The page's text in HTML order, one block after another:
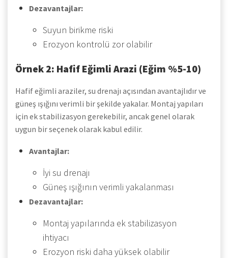
Dezavantajlar:
Suyun birikme riski
Erozyon kontrolü zor olabilir
Örnek 2: Hafif Eğimli Arazi (Eğim %5-10)
Hafif eğimli araziler, su drenajı açısından avantajlıdır ve
güneş ışığını verimli bir şekilde yakalar. Montaj yapıları
için ek stabilizasyon gerekebilir, ancak genel olarak
uygun bir seçenek olarak kabul edilir.
Avantajlar:
İyi su drenajı
Güneş ışığının verimli yakalanması
Dezavantajlar:
Montaj yapılarında ek stabilizasyon
ihtiyacı
Erozyon riski daha yüksek olabilir